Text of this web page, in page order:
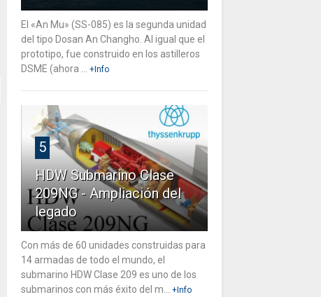
El «An Mu» (SS-085) es la segunda unidad
del tipo Dosan An Changho. Al igual que el
prototipo, fue construido en los astilleros
DSME (ahora ...
+Info
5
HDW Submarino Clase
209NG - Ampliación del
legado
Con más de 60 unidades construidas para
14 armadas de todo el mundo, el
submarino HDW Clase 209 es uno de los
submarinos con más éxito del m...
+Info